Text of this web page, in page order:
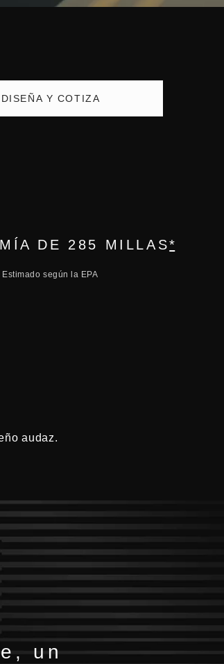
DISEÑA Y COTIZA
DE 285 MILLAS*
Estimado según la EPA
audaz.
un